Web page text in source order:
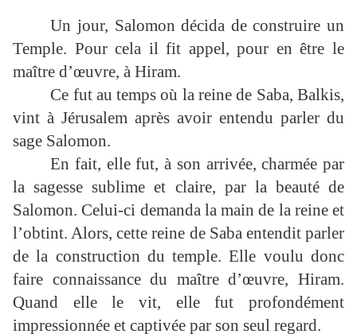
Un jour, Salomon décida de construire un
Temple. Pour cela il fit appel, pour en être le
maître d’œuvre, à Hiram.
Ce fut au temps où la reine de Saba, Balkis,
vint à Jérusalem après avoir entendu parler du
sage Salomon.
En fait, elle fut, à son arrivée, charmée par
la sagesse sublime et claire, par la beauté de
Salomon. Celui-ci demanda la main de la reine et
l’obtint. Alors, cette reine de Saba entendit parler
de la construction du temple. Elle voulu donc
faire connaissance du maître d’œuvre, Hiram.
Quand elle le vit, elle fut profondément
impressionnée et captivée par son seul regard.